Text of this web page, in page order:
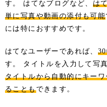
す。 はてなブログなど、 は
単に写真や動画の添付も可能
には特におすすめです。
はてなユーザーであれば、
す。 タイトルを入力して写
タイトルから自動的にキー
ることもできます。